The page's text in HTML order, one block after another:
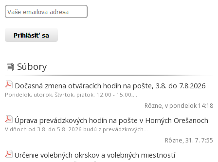
Súbory
Dočasná zmena otváracích hodín na pošte, 3.8. do 7.8.2026
Pondelok, utorok, štvrtok, piatok: 12:00 - 15:00,...
Rôzne, v pondelok 14:18
Úprava prevádzkových hodín na pošte v Horných Orešanoch
V dňoch od 3.8. do 5.8. 2026 budú z prevádzkových...
Rôzne, 31. 7. 7:55
Určenie volebných okrskov a volebných miestností